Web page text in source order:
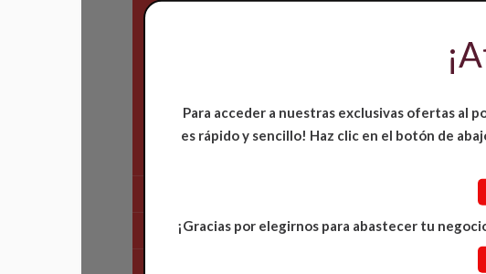
TVS
Partes de Motor
Para acceder a nuestras exclusivas ofertas al
es rápido y sencillo! Haz clic en el botón de
¡Gracias por elegirnos para abastecer tu